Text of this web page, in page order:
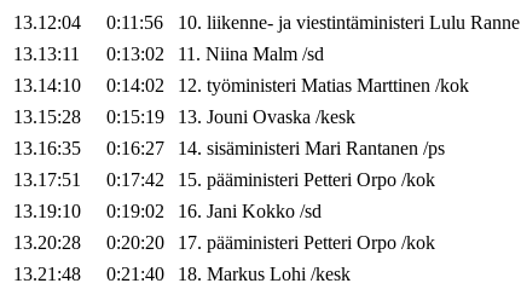
13.12:04
0:11:56 10. liikenne- ja viestintäministeri Lulu Ranne
13.13:11
0:13:02 11. Niina Malm /sd
13.14:10
0:14:02 12. työministeri Matias Marttinen /kok
13.15:28
0:15:19 13. Jouni Ovaska /kesk
13.16:35
0:16:27 14. sisäministeri Mari Rantanen /ps
13.17:51
0:17:42 15. pääministeri Petteri Orpo /kok
13.19:10
0:19:02 16. Jani Kokko /sd
13.20:28
0:20:20 17. pääministeri Petteri Orpo /kok
13.21:48
0:21:40 18. Markus Lohi /kesk